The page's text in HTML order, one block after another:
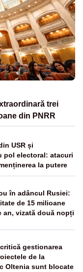
trei
din PNRR
USR și
pol electoral: atacuri
la putere
în adâncul Rusiei:
de 15 milioane
an, vizată două nopți
gestionarea
de la
Oltenia sunt blocate